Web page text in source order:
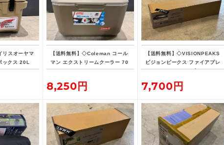
リスオーヤマ
ックス 20L
【送料無料】◇Coleman コール
マン エクストリームクーラー 70
QT タンカラー
8,250円
【送料無料】◇VISIONPEAKS
ビジョンピークス ファイアプレ
イス TCレクタタープ
7,700円